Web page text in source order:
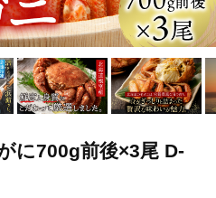
に700g前後×3尾 D-